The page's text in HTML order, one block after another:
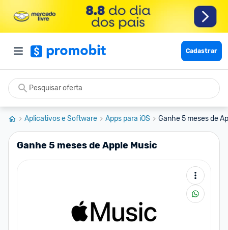
Cadastrar
Aplicativos e Software Apps para iOS Ganhe 5 meses de
Ganhe 5 meses de Apple Music